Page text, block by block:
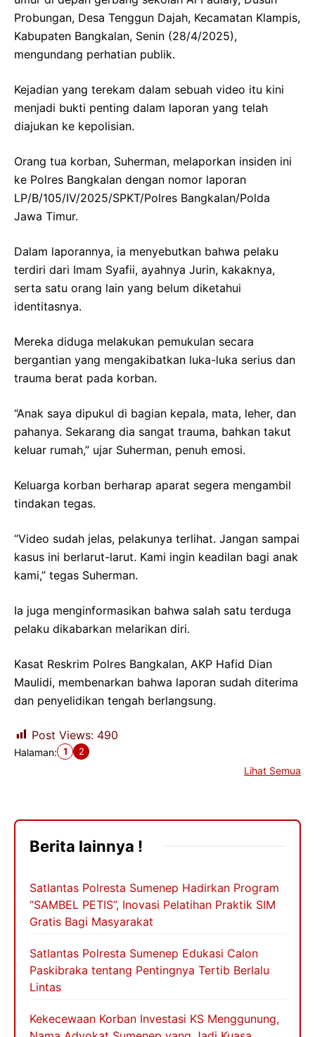
Probungan, Desa Tenggun Dajah, Kecamatan Klampis,
Kabupaten Bangkalan, Senin (28/4/2025),
mengundang perhatian publik.
Kejadian yang terekam dalam sebuah video itu kini
menjadi bukti penting dalam laporan yang telah
diajukan ke kepolisian.
Orang tua korban, Suherman, melaporkan insiden ini
ke Polres Bangkalan dengan nomor laporan
LP/B/105/IV/2025/SPKT/Polres Bangkalan/Polda
Jawa Timur.
Dalam laporannya, ia menyebutkan bahwa pelaku
terdiri dari Imam Syafii, ayahnya Jurin, kakaknya,
serta satu orang lain yang belum diketahui
identitasnya.
Mereka diduga melakukan pemukulan secara
bergantian yang mengakibatkan luka-luka serius dan
trauma berat pada korban.
“Anak saya dipukul di bagian kepala, mata, leher, dan
pahanya. Sekarang dia sangat trauma, bahkan takut
keluar rumah,” ujar Suherman, penuh emosi.
Keluarga korban berharap aparat segera mengambil
tindakan tegas.
“Video sudah jelas, pelakunya terlihat. Jangan sampai
kasus ini berlarut-larut. Kami ingin keadilan bagi anak
kami,” tegas Suherman.
Ia juga menginformasikan bahwa salah satu terduga
pelaku dikabarkan melarikan diri.
Kasat Reskrim Polres Bangkalan, AKP Hafid Dian
Maulidi, membenarkan bahwa laporan sudah diterima
dan penyelidikan tengah berlangsung.
Post Views: 490
Halaman: 1 2
Lihat Semua
Berita lainnya !
Satlantas Polresta Sumenep Hadirkan Program
“SAMBEL PETIS”, Inovasi Pelatihan Praktik SIM
Gratis Bagi Masyarakat
Satlantas Polresta Sumenep Edukasi Calon
Paskibraka tentang Pentingnya Tertib Berlalu
Lintas
Kekecewaan Korban Investasi KS Menggunung,